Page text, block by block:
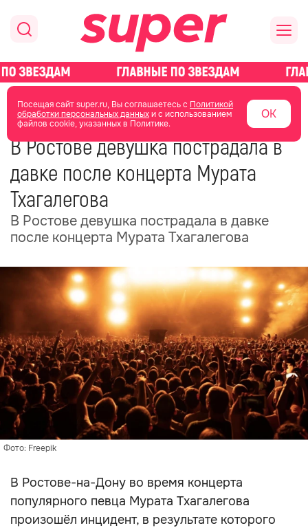
Посещая сайт super.ru, Вы соглашаетесь с Политикой
обработки персональных данныхи с использованием
файлов cookie, указанных в Политике.
ОК
главная общество
13 ноября 2025 22:10
В Ростове девушка пострадала в
давке после концерта Мурата
Тхагалегова
В Ростове девушка пострадала в давке
после концерта Мурата Тхагалегова
Фото: Freepik
В Ростове-на-Дону во время концерта
популярного певца Мурата Тхагалегова
произошёл инцидент, в результате которого